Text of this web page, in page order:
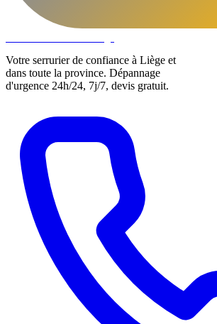
Votre serrurier de confiance à Liège et
dans toute la province. Dépannage
d'urgence 24h/24, 7j/7, devis gratuit.